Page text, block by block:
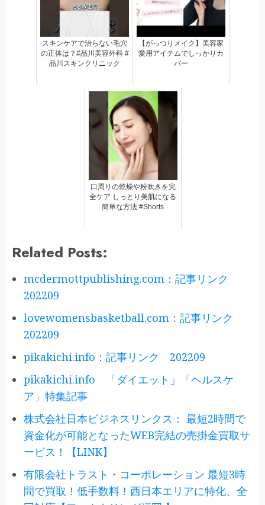
スキンケアで治らない毛穴
の正体は？#品川美容外科 #
品川スキンクリニック
【がっつりメイク】美容家
愛用アイテムでしっかりカ
バー
口周りの乾燥や粉吹きを完
全ケア しっとり美肌になる
簡単な方法 #Shorts
Related Posts:
mcdermottpublishing.com：記事リンク
202209
lovewomensbasketball.com：記事リンク
202209
pikakichi.info：記事リンク 202209
pikakichi.info 「ダイエット」「ヘルスケ
ア」特集記事
株式会社日本ビジネスリンクス： 最短2時間で
資金化が可能となったWEB完結の売掛金買取サ
ービス！【LINK】
有限会社トラスト・コーポレーション 最短3時
間で買取！低手数料！西日本エリアに特化、全